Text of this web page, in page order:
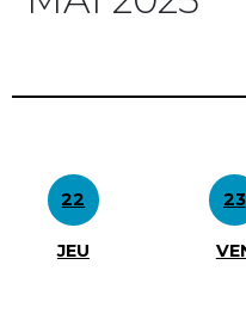
22
JEU
23